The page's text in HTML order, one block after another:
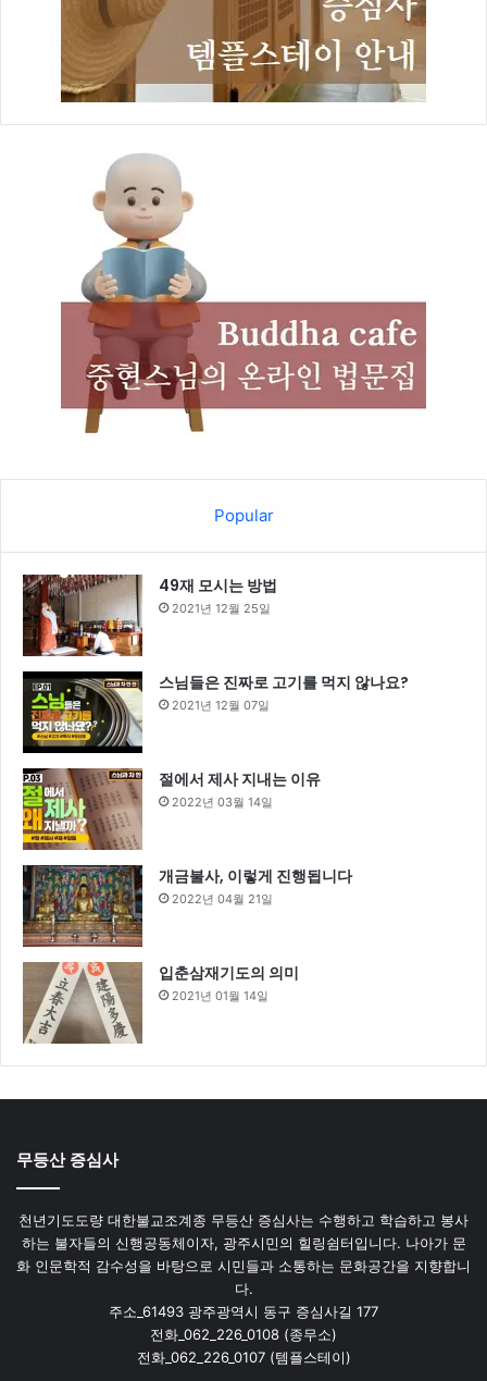
Popular
49재 모시는 방법
2021년 12월 25일
스님들은 진짜로 고기를 먹지 않나요?
2021년 12월 07일
절에서 제사 지내는 이유
2022년 03월 14일
개금불사, 이렇게 진행됩니다
2022년 04월 21일
입춘삼재기도의 의미
2021년 01월 14일
무등산 증심사
천년기도도량 대한불교조계종 무등산 증심사는 수행하고 학습하고 봉사
하는 불자들의 신행공동체이자, 광주시민의 힐링쉼터입니다. 나아가 문
화 인문학적 감수성을 바탕으로 시민들과 소통하는 문화공간을 지향합니
다.
주소_61493 광주광역시 동구 증심사길 177
전화_062_226_0108 (종무소)
전화_062_226_0107 (템플스테이)